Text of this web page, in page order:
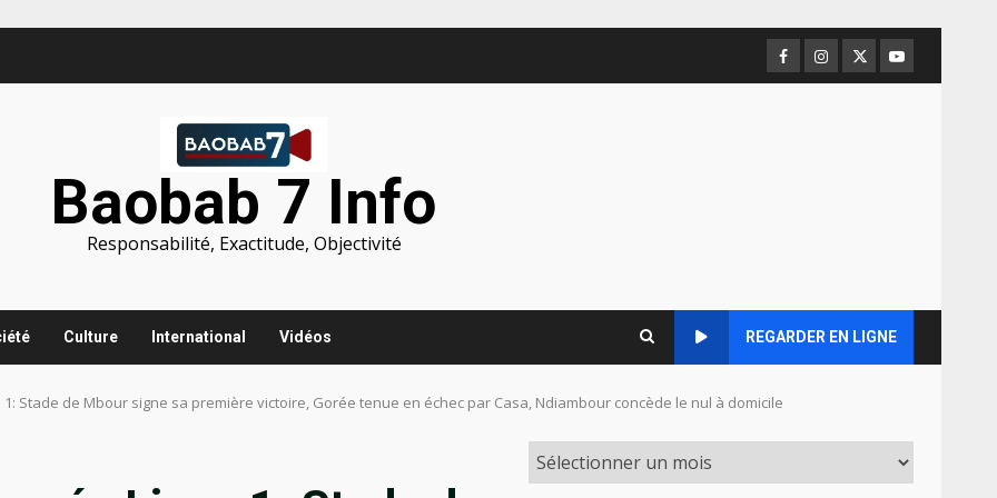
Facebook
Instagram
TwitterYoutube
Baobab 7 Info
Responsabilité, Exactitude, Objectivité
Culture International Vidéos REGARDER EN LIGNE
Stade de Mbour signe sa première victoire, Gorée tenue en échec par Casa, Ndiambour concède le nul à domicile